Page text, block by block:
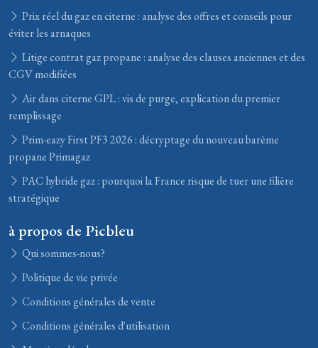
Prix réel du gaz en citerne : analyse des offres et conseils pour
éviter les arnaques
Litige contrat gaz propane : analyse des clauses anciennes et des
CGV modifiées
Air dans citerne GPL : vis de purge, explication du premier
remplissage
Prim-eazy First PF3 2026 : décryptage du nouveau barème
propane Primagaz
PAC hybride gaz : pourquoi la France risque de tuer une filière
stratégique
à propos de Picbleu
Qui sommes-nous?
Politique de vie privée
Conditions générales de vente
Conditions générales d'utilisation